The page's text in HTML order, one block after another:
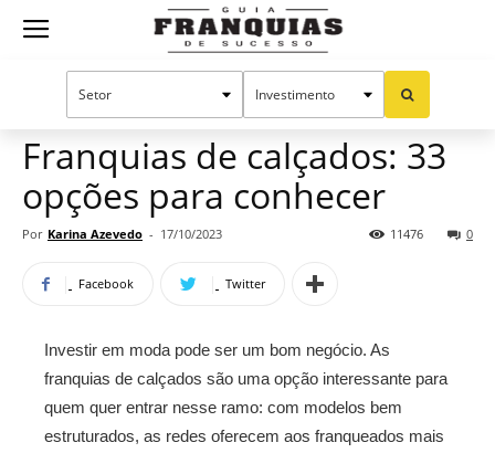
Guia
Oportunidades e tendências
Franquias de calçados: 33
opções para conhecer
Por Karina Azevedo - 17/10/2023 0
11476
Facebook Twitter
Investir em moda pode ser um bom negócio. As
franquias de calçados são uma opção interessante para
quem quer entrar nesse ramo: com modelos bem
estruturados, as redes oferecem aos franqueados mais